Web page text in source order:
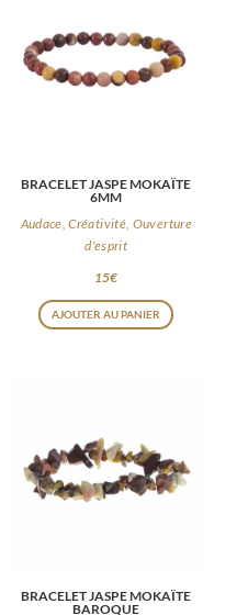
BRACELET JASPE MOKAÏTE
6MM
Audace, Créativité, Ouverture
d'esprit
15€
AJOUTER AU PANIER
BRACELET JASPE MOKAÏTE
BAROQUE